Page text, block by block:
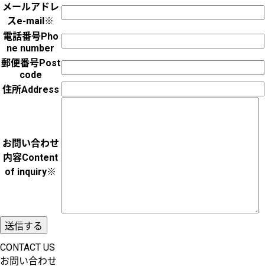
メールアドレ
スe-mail※
電話番号Pho
ne number
郵便番号Post
code
住所Address
お問い合わせ
内容Content
of inquiry※
CONTACT US
お問い合わせ